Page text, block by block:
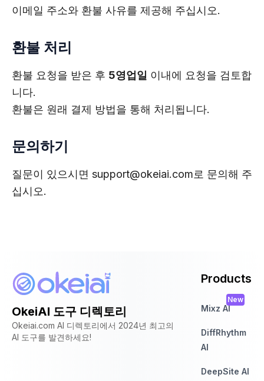
이메일 주소와 환불 사유를 제공해 주십시오.
환불 처리
환불 요청을 받은 후 5영업일 이내에 요청을 검토합
니다.
환불은 원래 결제 방법을 통해 처리됩니다.
문의하기
질문이 있으시면 support@okeiai.com로 문의해 주
십시오.
OkeiAI 도구 디렉토리
Okeiai.com AI 디렉토리에서 2024년 최고의
AI 도구를 발견하세요!
Products
Mixz AI
New
DiffRhythm
AI
DeepSite AI